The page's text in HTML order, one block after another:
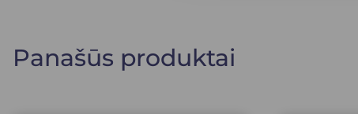
Panašūs produktai